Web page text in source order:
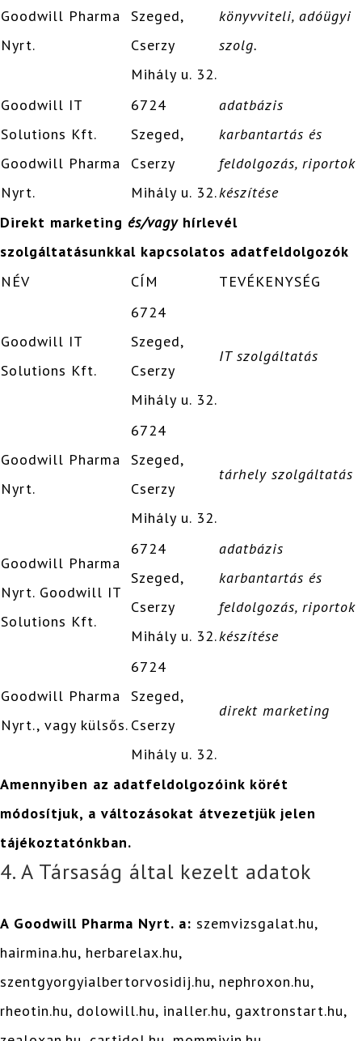
Goodwill Pharma
Nyrt.
Szeged,
Cserzy
Mihály u. 32.
könyvviteli, adóügyi
szolg.
Goodwill IT
Solutions Kft.
Goodwill Pharma
Nyrt.
6724
Szeged,
Cserzy
Mihály u. 32.
adatbázis
karbantartás és
feldolgozás, riportok
készítése
Direkt marketing és/vagyhírlevél
szolgáltatásunkkal kapcsolatos adatfeldolgozók
NÉV
CÍM TEVÉKENYSÉG
Goodwill IT
Solutions Kft.
6724
Szeged,
Cserzy
Mihály u. 32.
IT szolgáltatás
Goodwill Pharma
Nyrt.
6724
Szeged,
Cserzy
Mihály u. 32.
tárhely szolgáltatás
Goodwill Pharma
Nyrt. Goodwill IT
Solutions Kft.
6724
Szeged,
Cserzy
Mihály u. 32.
adatbázis
karbantartás és
feldolgozás, riportok
készítése
Goodwill Pharma
Nyrt., vagy külsős.
6724
Szeged,
Cserzy
Mihály u. 32.
direkt marketing
Amennyiben az adatfeldolgozóink körét
módosítjuk, a változásokat átvezetjük jelen
tájékoztatónkban.
4. A Társaság által kezelt adatok
A Goodwill Pharma Nyrt. a: szemvizsgalat.hu,
hairmina.hu, herbarelax.hu,
szentgyorgyialbertorvosidij.hu, nephroxon.hu,
rheotin.hu, dolowill.hu, inaller.hu, gaxtronstart.hu,